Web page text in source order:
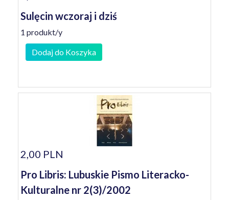
Sulęcin wczoraj i dziś
1 produkt/y
Dodaj do Koszyka
2,00 PLN
Pro Libris: Lubuskie Pismo Literacko-
Kulturalne nr 2(3)/2002